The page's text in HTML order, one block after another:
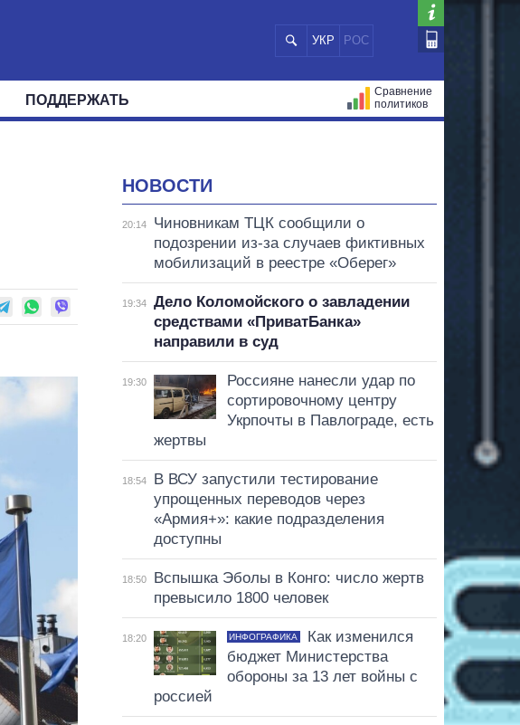
УКР РОС
ПОДДЕРЖАТЬ
Сравнение
политиков
НОВОСТИ
20:14
Чиновникам ТЦК сообщили о
подозрении из-за случаев фиктивных
мобилизаций в реестре «Оберег»
19:34
Дело Коломойского о завладении
средствами «ПриватБанка»
направили в суд
19:30
Россияне нанесли удар по
сортировочному центру
Укрпочты в Павлограде, есть
жертвы
18:54
В ВСУ запустили тестирование
упрощенных переводов через
«Армия+»: какие подразделения
доступны
18:50
Вспышка Эболы в Конго: число жертв
превысило 1800 человек
18:20 ИНФОГРАФИКА
Как изменился
бюджет Министерства
обороны за 13 лет войны с
россией